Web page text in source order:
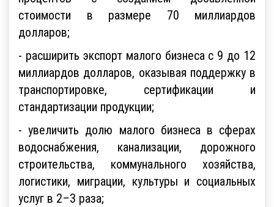
стоимости в размере 70 миллиардов
долларов;
- расширить экспорт малого бизнеса с 9 до 12
миллиардов долларов, оказывая поддержку в
транспортировке, сертификации и
стандартизации продукции;
- увеличить долю малого бизнеса в сферах
водоснабжения, канализации, дорожного
строительства, коммунального хозяйства,
логистики, миграции, культуры и социальных
услуг в 2–3 раза;